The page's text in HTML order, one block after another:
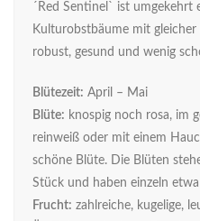
´Red Sentinel` ist
Kulturobstbäume mit gleicher
robust, gesund und wenig
Blütezeit: April – Mai
Blüte: knospig noch rosa, im
reinweiß oder mit einem
schöne Blüte. Die Blüten
Stück und haben einzeln
Frucht: zahlreiche, kugelige,